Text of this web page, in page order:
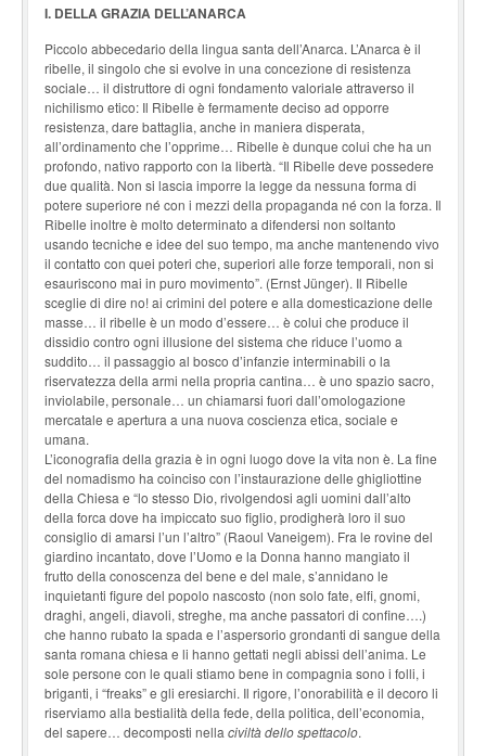
I. DELLA GRAZIA DELL’ANARCA
Piccolo abbecedario della lingua santa dell’Anarca. L’Anarca è il
ribelle, il singolo che si evolve in una concezione di resistenza
sociale… il distruttore di ogni fondamento valoriale attraverso il
nichilismo etico: Il Ribelle è fermamente deciso ad opporre
resistenza, dare battaglia, anche in maniera disperata,
all’ordinamento che l’opprime… Ribelle è dunque colui che ha un
profondo, nativo rapporto con la libertà. “Il Ribelle deve possedere
due qualità. Non si lascia imporre la legge da nessuna forma di
potere superiore né con i mezzi della propaganda né con la forza. Il
Ribelle inoltre è molto determinato a difendersi non soltanto
usando tecniche e idee del suo tempo, ma anche mantenendo vivo
il contatto con quei poteri che, superiori alle forze temporali, non si
esauriscono mai in puro movimento”. (Ernst Jünger). Il Ribelle
sceglie di dire no! ai crimini del potere e alla domesticazione delle
masse… il ribelle è un modo d’essere… è colui che produce il
dissidio contro ogni illusione del sistema che riduce l’uomo a
suddito… il passaggio al bosco d’infanzie interminabili o la
riservatezza della armi nella propria cantina… è uno spazio sacro,
inviolabile, personale… un chiamarsi fuori dall’omologazione
mercatale e apertura a una nuova coscienza etica, sociale e
umana.
L’iconografia della grazia è in ogni luogo dove la vita non è. La fine
del nomadismo ha coinciso con l’instaurazione delle ghigliottine
della Chiesa e “lo stesso Dio, rivolgendosi agli uomini dall’alto
della forca dove ha impiccato suo figlio, prodigherà loro il suo
consiglio di amarsi l’un l’altro” (Raoul Vaneigem). Fra le rovine del
giardino incantato, dove l’Uomo e la Donna hanno mangiato il
frutto della conoscenza del bene e del male, s’annidano le
inquietanti figure del popolo nascosto (non solo fate, elfi, gnomi,
draghi, angeli, diavoli, streghe, ma anche passatori di confine….)
che hanno rubato la spada e l’aspersorio grondanti di sangue della
santa romana chiesa e li hanno gettati negli abissi dell’anima. Le
sole persone con le quali stiamo bene in compagnia sono i folli, i
briganti, i “freaks” e gli eresiarchi. Il rigore, l’onorabilità e il decoro li
riserviamo alla bestialità della fede, della politica, dell’economia,
del sapere… decomposti nella civiltà dello spettacolo.